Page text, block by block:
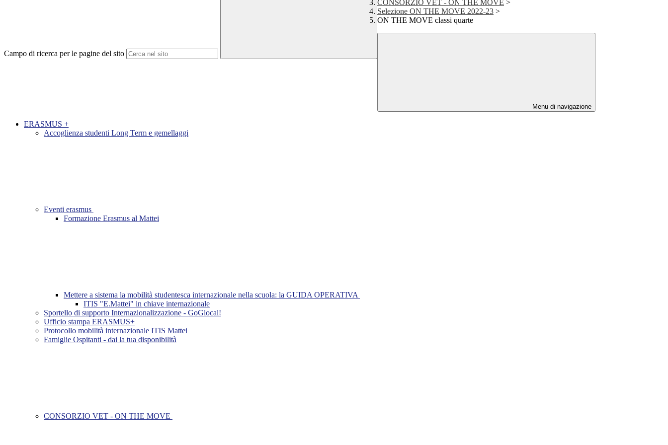
Campo di ricerca per le pagine del sito
CONSORZIO VET - ON THE MOVE >
Selezione ON THE MOVE 2022-23 >
ON THE MOVE classi quarte
Menu di navigazione
ERASMUS +
Accoglienza studenti Long Term e gemellaggi
Eventi erasmus
Formazione Erasmus al Mattei
Mettere a sistema la mobilità studentesca internazionale nella scuola: la GUIDA OPERATIVA
ITIS "E.Mattei" in chiave internazionale
Sportello di supporto Internazionalizzazione - GoGlocal!
Ufficio stampa ERASMUS+
Protocollo mobilità internazionale ITIS Mattei
Famiglie Ospitanti - dai la tua disponibilità
CONSORZIO VET - ON THE MOVE